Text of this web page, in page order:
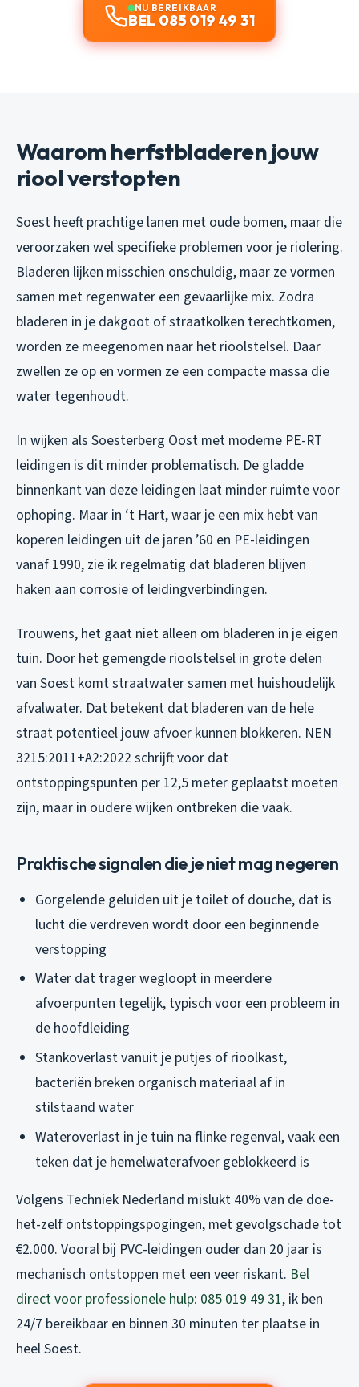
NU BEREIKBAAR
BEL 085 019 49 31
Waarom herfstbladeren jouw
riool verstopten
Soest heeft prachtige lanen met oude bomen, maar die
veroorzaken wel specifieke problemen voor je riolering.
Bladeren lijken misschien onschuldig, maar ze vormen
samen met regenwater een gevaarlijke mix. Zodra
bladeren in je dakgoot of straatkolken terechtkomen,
worden ze meegenomen naar het rioolstelsel. Daar
zwellen ze op en vormen ze een compacte massa die
water tegenhoudt.
In wijken als Soesterberg Oost met moderne PE-RT
leidingen is dit minder problematisch. De gladde
binnenkant van deze leidingen laat minder ruimte voor
ophoping. Maar in ‘t Hart, waar je een mix hebt van
koperen leidingen uit de jaren ’60 en PE-leidingen
vanaf 1990, zie ik regelmatig dat bladeren blijven
haken aan corrosie of leidingverbindingen.
Trouwens, het gaat niet alleen om bladeren in je eigen
tuin. Door het gemengde rioolstelsel in grote delen
van Soest komt straatwater samen met huishoudelijk
afvalwater. Dat betekent dat bladeren van de hele
straat potentieel jouw afvoer kunnen blokkeren. NEN
3215:2011+A2:2022 schrijft voor dat
ontstoppingspunten per 12,5 meter geplaatst moeten
zijn, maar in oudere wijken ontbreken die vaak.
Praktische signalen die je niet mag negeren
Gorgelende geluiden uit je toilet of douche, dat is
lucht die verdreven wordt door een beginnende
verstopping
Water dat trager wegloopt in meerdere
afvoerpunten tegelijk, typisch voor een probleem in
de hoofdleiding
Stankoverlast vanuit je putjes of rioolkast,
bacteriën breken organisch materiaal af in
stilstaand water
Wateroverlast in je tuin na flinke regenval, vaak een
teken dat je hemelwaterafvoer geblokkeerd is
Volgens Techniek Nederland mislukt 40% van de doe-
het-zelf ontstoppingspogingen, met gevolgschade tot
€2.000. Vooral bij PVC-leidingen ouder dan 20 jaar is
mechanisch ontstoppen met een veer riskant. Bel
direct voor professionele hulp: 085 019 49 31, ik ben
24/7 bereikbaar en binnen 30 minuten ter plaatse in
heel Soest.